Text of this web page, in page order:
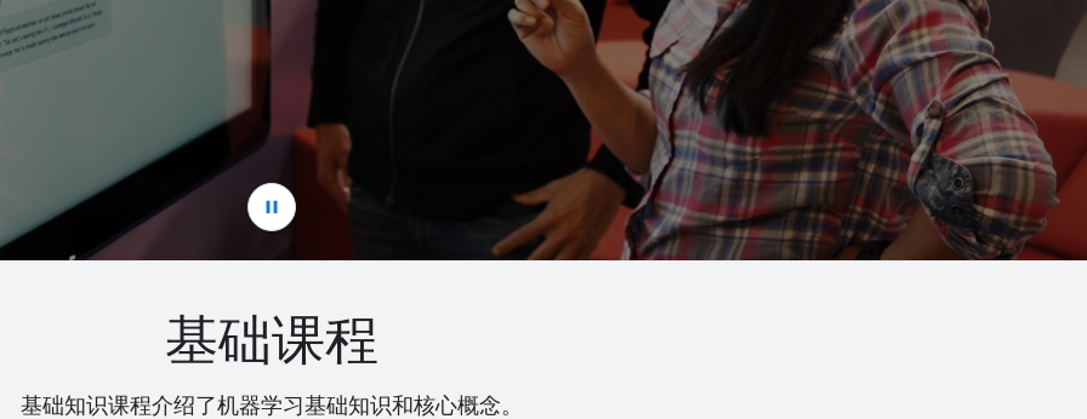
基础课程
基础知识课程介绍了机器学习基础知识和核心概念。